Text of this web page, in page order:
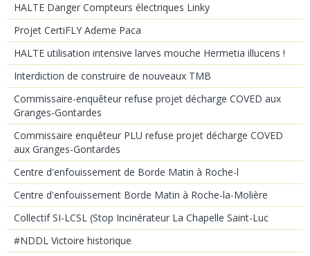
HALTE Danger Compteurs électriques Linky
Projet CertiFLY Ademe Paca
HALTE utilisation intensive larves mouche Hermetia illucens !
Interdiction de construire de nouveaux TMB
Commissaire-enquêteur refuse projet décharge COVED aux
Granges-Gontardes
Commissaire enquêteur PLU refuse projet décharge COVED
aux Granges-Gontardes
Centre d'enfouissement de Borde Matin à Roche-l
Centre d'enfouissement Borde Matin à Roche-la-Molière
Collectif SI-LCSL (Stop Incinérateur La Chapelle Saint-Luc
#NDDL Victoire historique